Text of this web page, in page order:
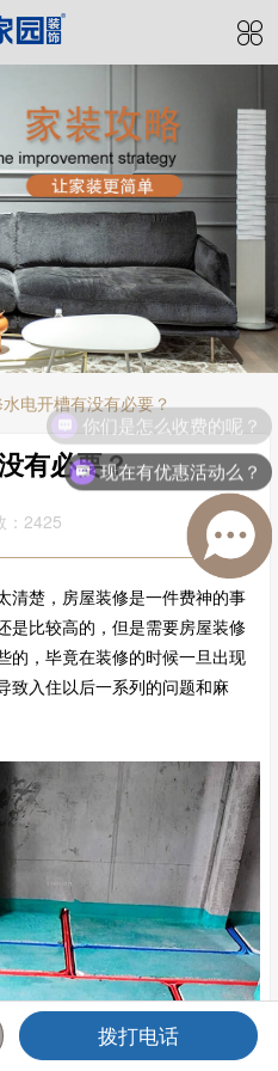
电开槽有没有必要？
有必要？
2425
清楚，房屋装修是一件费神的事
是比较高的，但是需要房屋装修
的，毕竟在装修的时候一旦出现
致入住以后一系列的问题和麻
电话 咨询
你们是怎么收费的呢？
现在有优惠活动么？
拨打电话